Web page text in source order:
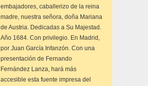
embajadores, caballerizo de la reina
madre, nuestra señora, doña Mariana
de Austria. Dedicadas a Su Majestad.
Año 1684. Con privilegio. En Madrid,
por Juan García Infanzón. Con una
presentación de Fernando
Fernández Lanza, hará más
accesible esta fuente impresa del